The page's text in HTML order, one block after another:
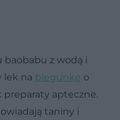
baobabu z wodą i
lek na biegunkę o
preparaty apteczne.
taniny i